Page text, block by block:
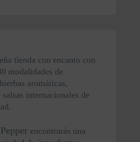
tienda con encanto con
modalidades de
aromáticas,
salsas internacionales de
encontrarás una